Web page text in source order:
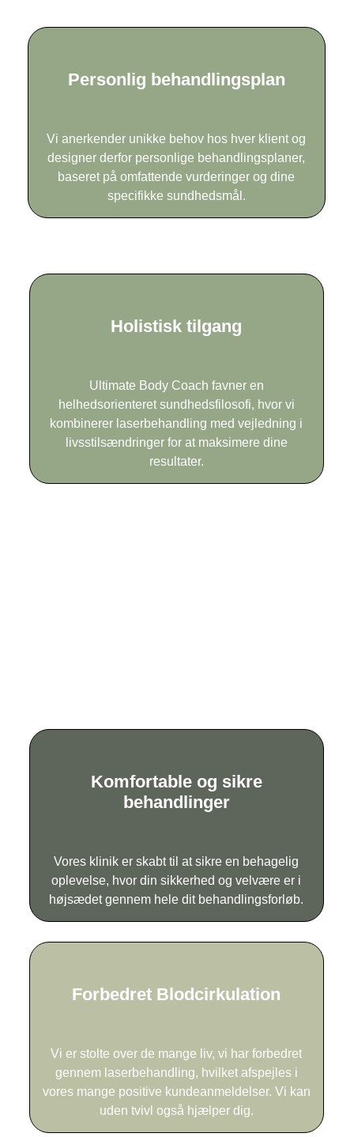
Personlig behandlingsplan
Vi anerkender unikke behov hos hver klient og
designer derfor personlige behandlingsplaner,
baseret på omfattende vurderinger og dine
specifikke sundhedsmål.
Holistisk tilgang
Ultimate Body Coach favner en
helhedsorienteret sundhedsfilosofi, hvor vi
kombinerer laserbehandling med vejledning i
livsstilsændringer for at maksimere dine
resultater.
Komfortable og sikre
behandlinger
Vores klinik er skabt til at sikre en behagelig
oplevelse, hvor din sikkerhed og velvære er i
højsædet gennem hele dit behandlingsforløb.
Forbedret Blodcirkulation
Vi er stolte over de mange liv, vi har forbedret
gennem laserbehandling, hvilket afspejles i
vores mange positive kundeanmeldelser. Vi kan
uden tvivl også hjælper dig.